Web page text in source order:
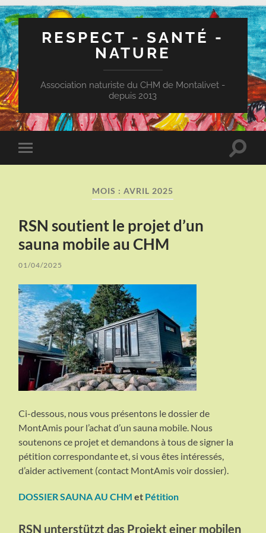
RESPECT - SANTÉ -
NATURE
Association naturiste du CHM de Montalivet -
depuis 2013
Toggle
mobile
Toggle
MOIS :AVRIL 2025
RSN soutient le projet d’un
sauna mobile au CHM
01/04/2025
Ci-dessous, nous vous présentons le dossier de
MontAmis pour l’achat d’un sauna mobile. Nous
soutenons ce projet et demandons à tous de signer la
pétition correspondante et, si vous êtes intéressés,
d’aider activement (contact MontAmis voir dossier).
DOSSIER SAUNA AU CHM et Pétition
RSN unterstützt das Projekt einer mobilen